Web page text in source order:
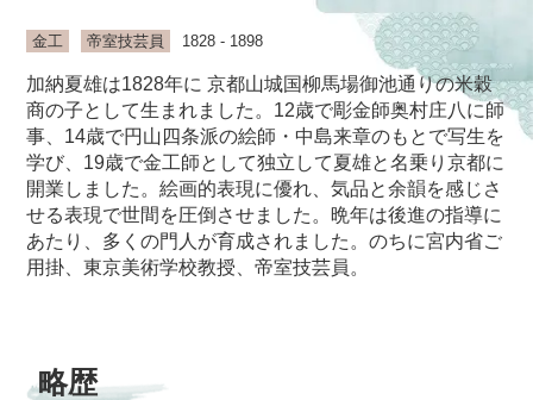
金工 帝室技芸員 1828 - 1898
加納夏雄は1828年に 京都山城国柳馬場御池通りの米穀
商の子として生まれました。12歳で彫金師奥村庄八に師
事、14歳で円山四条派の絵師・中島来章のもとで写生を
学び、19歳で金工師として独立して夏雄と名乗り京都に
開業しました。絵画的表現に優れ、気品と余韻を感じさ
せる表現で世間を圧倒させました。晩年は後進の指導に
あたり、多くの門人が育成されました。のちに宮内省ご
用掛、東京美術学校教授、帝室技芸員。
略歴